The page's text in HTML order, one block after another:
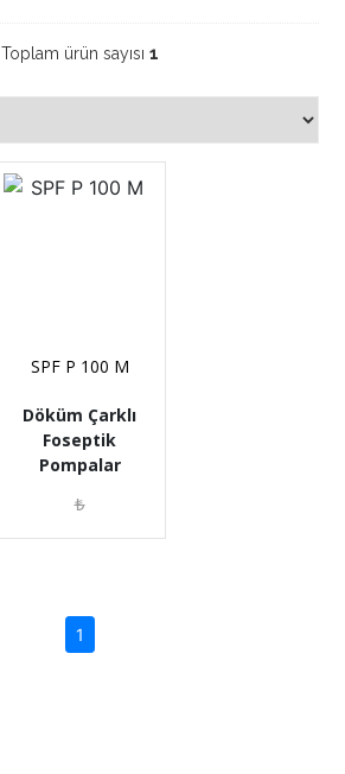
Toplam ürün sayısı 1
SPF P 100 M
Döküm Çarklı
Foseptik
Pompalar
₺
1